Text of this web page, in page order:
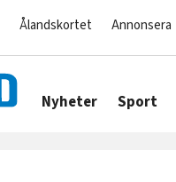
Ålandskortet Annonsera
Nyheter Sport